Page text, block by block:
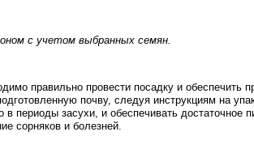
с учетом выбранных семян.
правильно провести посадку и обеспечить
почву, следуя инструкциям на
периоды засухи, и обеспечивать достаточное
сорняков и болезней.